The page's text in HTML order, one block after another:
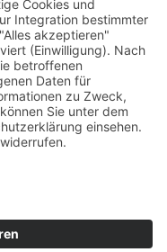
HAE
in Europa
in Frankfurt